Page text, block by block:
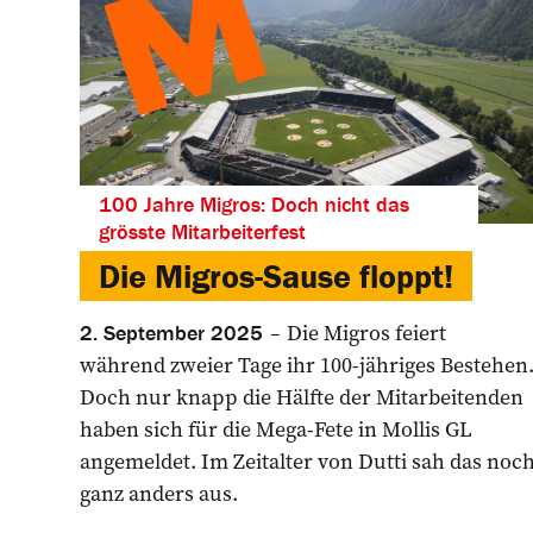
100 Jahre Migros: Doch nicht das
grösste Mitarbeiterfest
Die Migros-Sause floppt!
2. September 2025
Die Migros feiert
während zweier Tage ihr 100-jähriges Bestehen.
Doch nur knapp die Hälfte der Mitarbeitenden
haben sich für die Mega-Fete in Mollis GL
angemeldet. Im Zeitalter von Dutti sah das
ganz anders aus.